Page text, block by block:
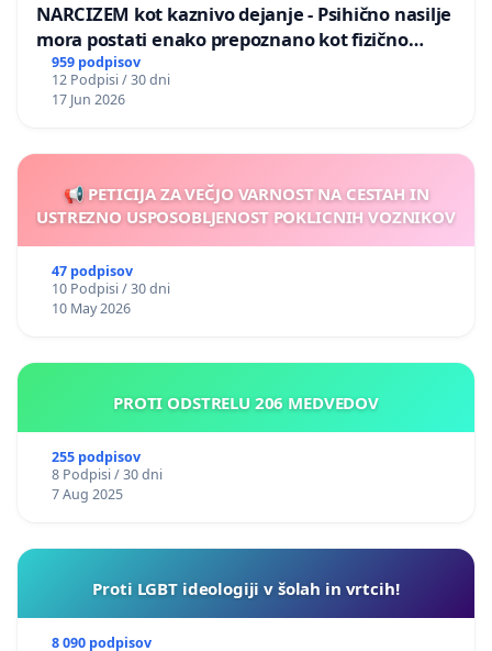
NARCIZEM kot kaznivo dejanje - Psihično nasilje
mora postati enako prepoznano kot fizično
nasilje
959 podpisov
12 Podpisi / 30 dni
17 Jun 2026
📢 PETICIJA ZA VEČJO VARNOST NA CESTAH IN
USTREZNO USPOSOBLJENOST POKLICNIH VOZNIKOV
47 podpisov
10 Podpisi / 30 dni
10 May 2026
PROTI ODSTRELU 206 MEDVEDOV
255 podpisov
8 Podpisi / 30 dni
7 Aug 2025
Proti LGBT ideologiji v šolah in vrtcih!
8 090 podpisov